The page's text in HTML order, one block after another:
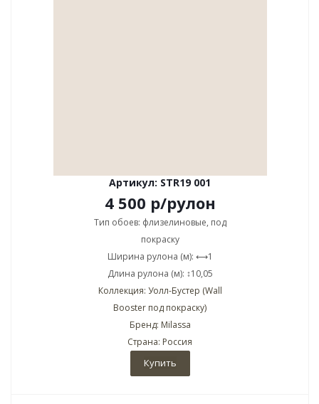
Артикул: STR19 001
4 500 р/рулон
Тип обоев: флизелиновые, под
покраску
Ширина рулона (м): ⟷1
Длина рулона (м): ↕10,05
Коллекция: Уолл-Бустер (Wall
Booster под покраску)
Бренд: Milassa
Страна: Россия
Купить